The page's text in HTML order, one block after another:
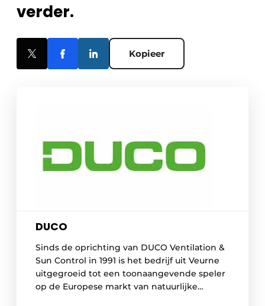
verder.
Kopieer
DUCO
Sinds de oprichting van DUCO Ventilation &
Sun Control in 1991 is het bedrijf uit Veurne
uitgegroeid tot een toonaangevende speler
op de Europese markt van natuurlijke